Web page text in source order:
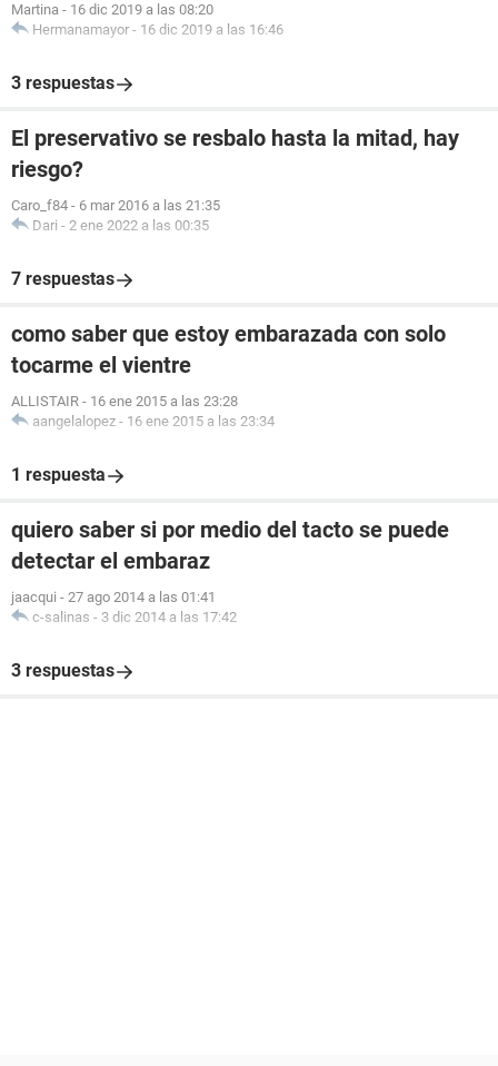
Martina - 16 dic 2019 a las 08:20
Hermanamayor - 16 dic 2019 a las 16:46
3 respuestas
El preservativo se resbalo hasta la mitad, hay
riesgo?
Caro_f84 - 6 mar 2016 a las 21:35
Dari - 2 ene 2022 a las 00:35
7 respuestas
como saber que estoy embarazada con solo
tocarme el vientre
ALLISTAIR - 16 ene 2015 a las 23:28
aangelalopez - 16 ene 2015 a las 23:34
1 respuesta
quiero saber si por medio del tacto se puede
detectar el embaraz
jaacqui - 27 ago 2014 a las 01:41
c-salinas - 3 dic 2014 a las 17:42
3 respuestas